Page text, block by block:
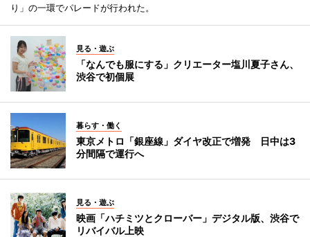
り」の一環でパレードが行われた。
見る・遊ぶ
「なんでも服にする」クリエーター塩川夏子さん、
渋谷で初個展
暮らす・働く
東京メトロ「銀座線」ダイヤ改正で増発 日中は3
分間隔で運行へ
見る・遊ぶ
映画「ハチミツとクローバー」デジタル版、渋谷で
リバイバル上映